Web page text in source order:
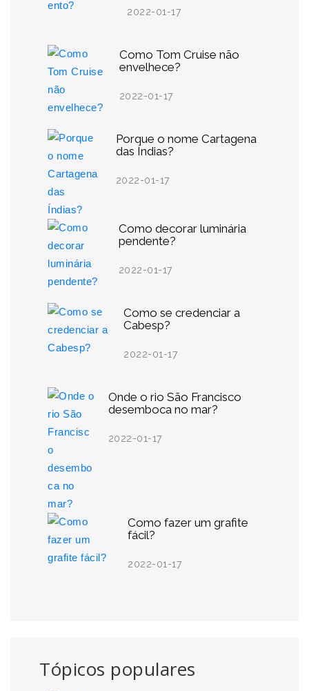
2022-01-17
Como Tom Cruise não
envelhece?
2022-01-17
Porque o nome Cartagena
das Índias?
2022-01-17
Como decorar luminária
pendente?
2022-01-17
Como se credenciar a
Cabesp?
2022-01-17
Onde o rio São Francisco
desemboca no mar?
2022-01-17
Como fazer um grafite
fácil?
2022-01-17
Tópicos populares